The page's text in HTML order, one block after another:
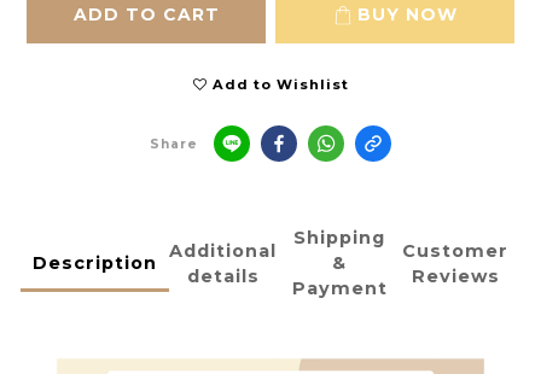
ADD TO CART BUY NOW
Add to Wishlist
Share
Description
Additional
details
Shipping
&
Payment
Customer
Reviews